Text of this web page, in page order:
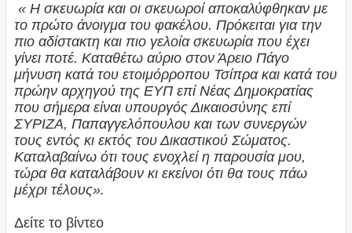
« Η σκευωρία και οι σκευωροί αποκαλύφθηκαν με
το πρώτο άνοιγμα του φακέλου. Πρόκειται για την
πιο αδίστακτη και πιο γελοία σκευωρία που έχει
γίνει ποτέ. Καταθέτω αύριο στον Άρειο Πάγο
μήνυση κατά του ετοιμόρροπου Τσίπρα και κατά του
πρώην αρχηγού της ΕΥΠ επί Νέας Δημοκρατίας
που σήμερα είναι υπουργός Δικαιοσύνης επί
ΣΥΡΙΖΑ, Παπαγγελόπουλου και των συνεργών
τους εντός κι εκτός του Δικαστικού Σώματος.
Καταλαβαίνω ότι τους ενοχλεί η παρουσία μου,
τώρα θα καταλάβουν κι εκείνοι ότι θα τους πάω
μέχρι τέλους».
Δείτε το βίντεο